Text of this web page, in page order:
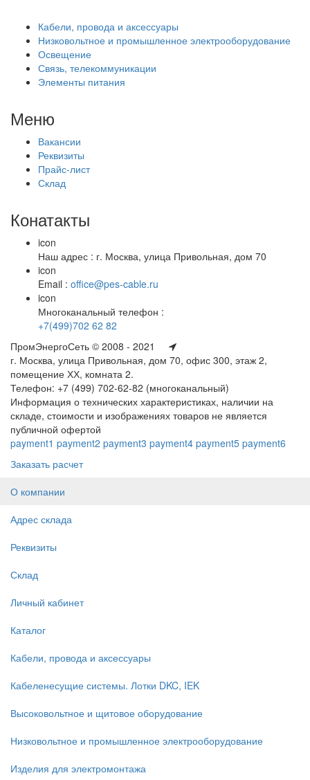
Кабели, провода и аксессуары
Низковольтное и промышленное электрооборудование
Освещение
Связь, телекоммуникации
Элементы питания
Меню
Вакансии
Реквизиты
Прайс-лист
Склад
Конатакты
icon
Наш адрес : г. Москва, улица Привольная, дом 70
icon
Email : office@pes-cable.ru
icon
Многоканальный телефон :
+7(499)702 62 82
ПромЭнергоСеть © 2008 - 2021
г. Москва, улица Привольная, дом 70, офис 300, этаж 2,
помещение ХХ, комната 2.
Телефон: +7 (499) 702-62-82 (многоканальный)
Информация о технических характеристиках, наличии на
складе, стоимости и изображениях товаров не является
публичной офертой
payment1 payment2 payment3 payment4 payment5 payment6
Заказать расчет
О компании
Адрес склада
Реквизиты
Склад
Личный кабинет
Каталог
Кабели, провода и аксессуары
Кабеленесущие системы. Лотки DKC, IEK
Высоковольтное и щитовое оборудование
Низковольтное и промышленное электрооборудование
Изделия для электромонтажа